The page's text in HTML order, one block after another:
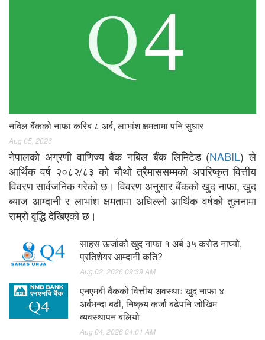
नबिल बैंकको नाफा करिब ८ अर्ब, लाभांश क्षमतामा पनि सुधार
Aug 05, 2026
नेपालको अग्रणी वाणिज्य बैंक नबिल बैंक लिमिटेड (NABIL) ले
आर्थिक वर्ष २०८२/८३ को चौथो त्रैमाससम्मको अपरिष्कृत वित्तीय
विवरण सार्वजनिक गरेको छ। विवरण अनुसार बैंकको खुद नाफा, खुद
ब्याज आम्दानी र लाभांश क्षमतामा अघिल्लो आर्थिक वर्षको तुलनामा
राम्रो वृद्धि देखिएको छ।
साहस ऊर्जाको खुद नाफा १ अर्ब ३५ करोड नाघ्यो,
प्रतिशेयर आम्दानी कति?
Aug 02, 2026 09:39 AM
एनएमबी बैंकको वित्तीय अवस्थाः खुद नाफा ४
अर्बभन्दा बढी, निष्कृय कर्जा बढेपनि जोखिम
व्यवस्थापन बलियो
Aug 04, 2026 04:01 AM